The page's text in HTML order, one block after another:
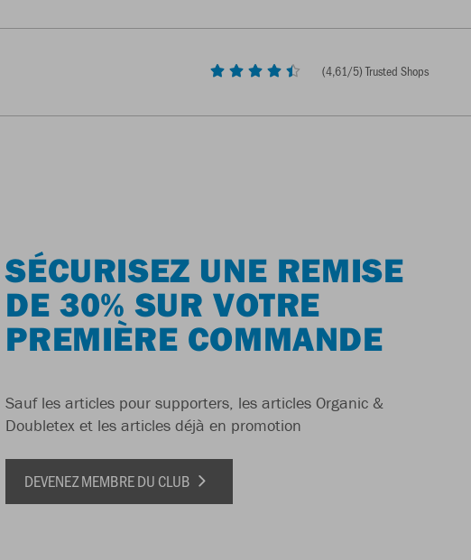
(4,61/5) Trusted Shops
SÉCURISEZ UNE REMISE
DE 30% SUR VOTRE
PREMIÈRE COMMANDE
Sauf les articles pour supporters, les articles Organic &
Doubletex et les articles déjà en promotion
DEVENEZ MEMBRE DU CLUB